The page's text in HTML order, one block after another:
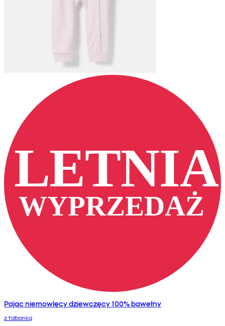
Pajac niemowlęcy dziewczęcy 100% bawełny
z falbanką